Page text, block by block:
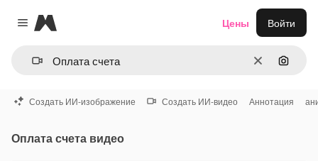
Close menu
Magnific
ОчиститьПоиск
Цены Войти
Создать ИИ-изображение Создать ИИ-видео Аннотация
Оплата счета видео